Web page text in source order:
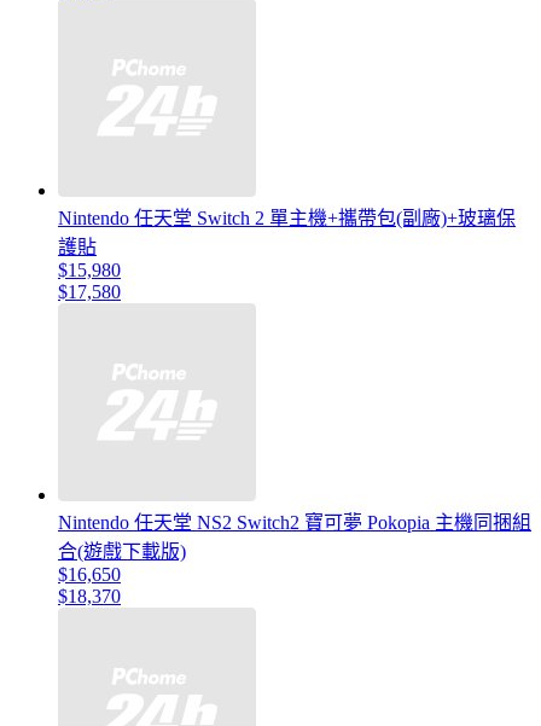
Nintendo 任天堂 Switch 2 單主機+攜帶包(副廠)+玻璃保
護貼
$15,980
$17,580
Nintendo 任天堂 NS2 Switch2 寶可夢 Pokopia 主機同捆組
合(遊戲下載版)
$16,650
$18,370